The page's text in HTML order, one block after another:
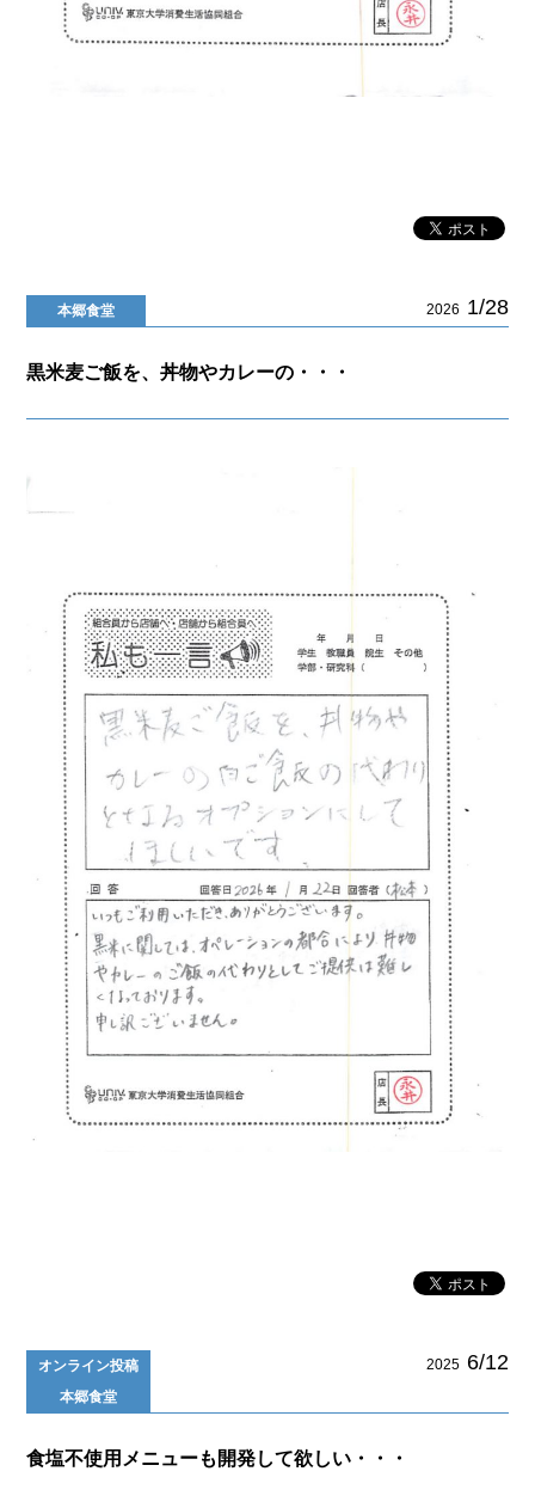
本郷食堂 2026 1/28
黒米麦ご飯を、丼物やカレーの・・・
オンライン投稿
本郷食堂
2025 6/12
食塩不使用メニューも開発して欲しい・・・